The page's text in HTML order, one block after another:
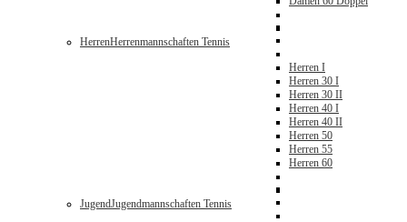
HerrenHerrenmannschaften Tennis
Herren I
Herren 30 I
Herren 30 II
Herren 40 I
Herren 40 II
Herren 50
Herren 55
Herren 60
JugendJugendmannschaften Tennis